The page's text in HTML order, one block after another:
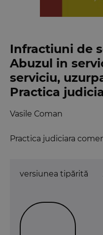
Infractiuni de
Abuzul in
serviciu,
Practica
Practica judiciara
Vasile Coman
versiunea tipărită